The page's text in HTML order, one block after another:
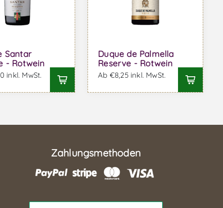
Santar
- Rotwein
inkl. MwSt.
Duque de Palmella
Reserve - Rotwein
Ab €8,25 inkl. MwSt.
Zahlungsmethoden